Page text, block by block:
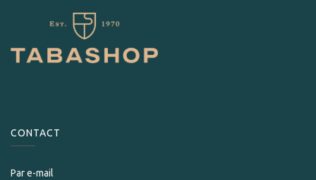
CONTACT
Par e-mail